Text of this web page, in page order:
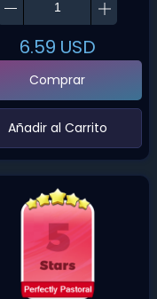
6.59 USD
Comprar
‌Añadir al Carrito‌